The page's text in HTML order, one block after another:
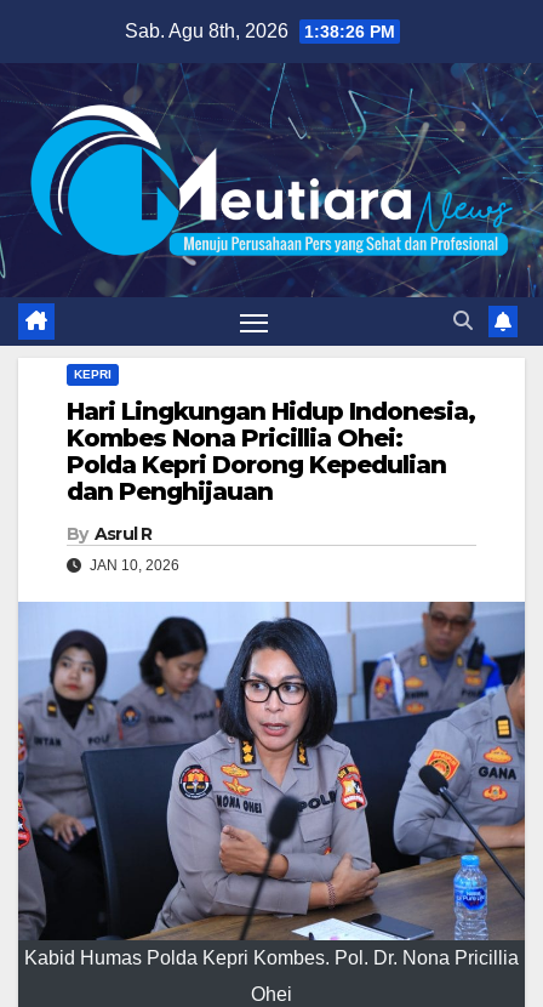
content
Sab. Agu 8th, 2026 1:38:27 PM
KEPRI
Hari Lingkungan Hidup Indonesia,
Kombes Nona Pricillia Ohei:
Polda Kepri Dorong Kepedulian
dan Penghijauan
By Asrul R
JAN 10, 2026
Kabid Humas Polda Kepri Kombes. Pol. Dr. Nona Pricillia
Ohei